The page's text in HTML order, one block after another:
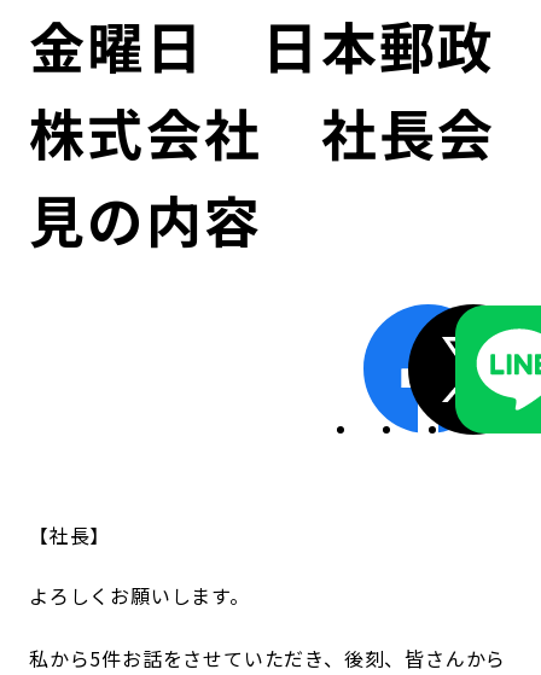
ガバナンス
コンダクト向上の取組み
ローカル共創イニシアティブ
株式情報
財務情報・IR資料
IRニュース
サステナビリティマネジメント
持続可能な金融のフレームワーク
環境
金曜日 日本郵政
株式会社 社長会
見の内容
社長
よろしくお願いします。
私から5件お話をさせていただき、後刻、皆さんから